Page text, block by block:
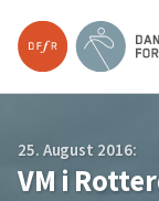
25. August 2016:
VM i